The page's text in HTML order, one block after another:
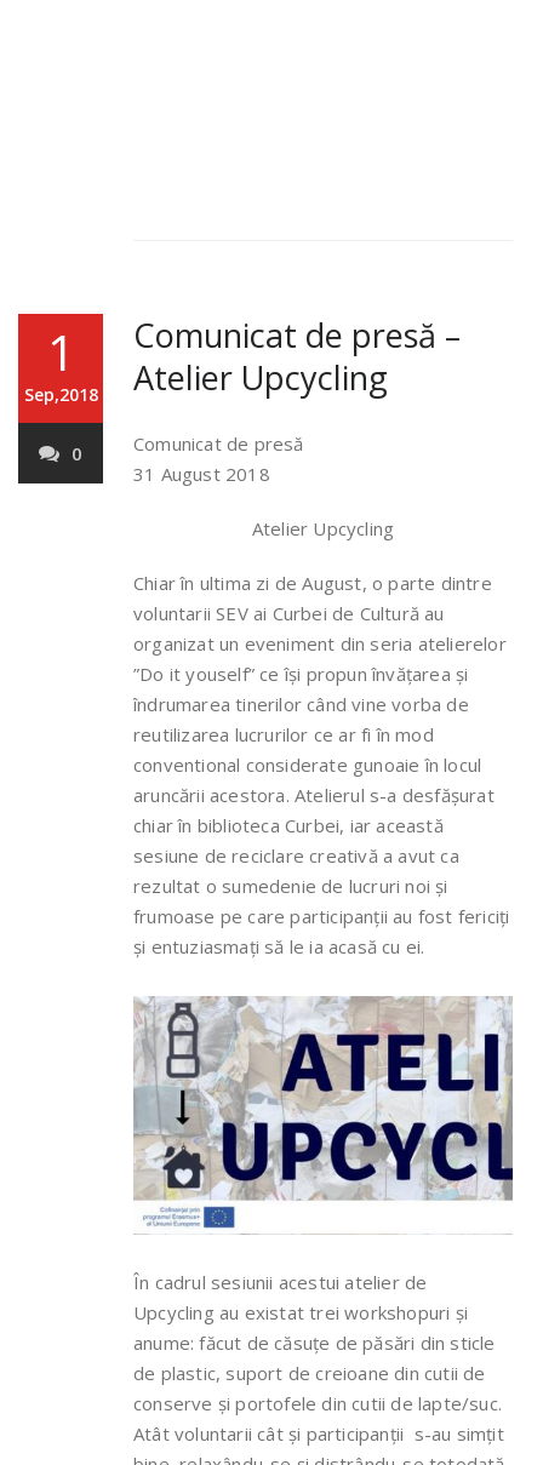
1
Sep,2018
0
Comunicat de presă –
Atelier Upcycling
Comunicat de presă
31 August 2018
Atelier Upcycling
Chiar în ultima zi de August, o parte dintre
voluntarii SEV ai Curbei de Cultură au
organizat un eveniment din seria atelierelor
”Do it youself” ce își propun învățarea și
îndrumarea tinerilor când vine vorba de
reutilizarea lucrurilor ce ar fi în mod
conventional considerate gunoaie în locul
aruncării acestora. Atelierul s-a desfășurat
chiar în biblioteca Curbei, iar această
sesiune de reciclare creativă a avut ca
rezultat o sumedenie de lucruri noi și
frumoase pe care participanții au fost fericiți
și entuziasmați să le ia acasă cu ei.
În cadrul sesiunii acestui atelier de
Upcycling au existat trei workshopuri și
anume: făcut de căsuțe de păsări din sticle
de plastic, suport de creioane din cutii de
conserve și portofele din cutii de lapte/suc.
Atât voluntarii cât și participanții s-au simțit